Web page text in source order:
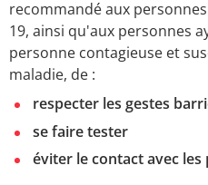
recommandé aux
19, ainsi qu'aux personnes
personne contagieuse et
maladie, de :
respecter les gestes
se faire tester
éviter le contact avec